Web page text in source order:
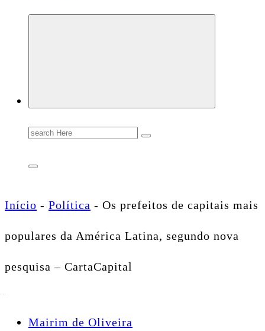
Search
for:
Início - Política - Os prefeitos de capitais mais
populares da América Latina, segundo nova
pesquisa – CartaCapital
Mairim de Oliveira